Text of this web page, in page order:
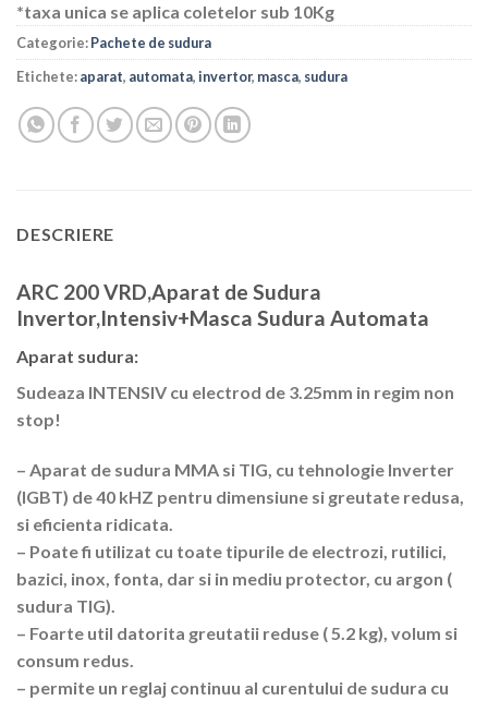
*taxa unica se aplica coletelor sub 10Kg
Categorie:Pachete de sudura
Etichete:aparat, automata,invertor, masca, sudura
DESCRIERE
ARC 200 VRD,Aparat de Sudura
Invertor,Intensiv+Masca Sudura Automata
Aparat sudura:
Sudeaza INTENSIV cu electrod de 3.25mm in regim non
stop!
– Aparat de sudura MMA si TIG, cu tehnologie Inverter
(IGBT) de 40 kHZ pentru dimensiune si greutate redusa,
si eficienta ridicata.
– Poate fi utilizat cu toate tipurile de electrozi, rutilici,
bazici, inox, fonta, dar si in mediu protector, cu argon (
sudura TIG).
– Foarte util datorita greutatii reduse ( 5.2 kg), volum si
consum redus.
– permite un reglaj continuu al curentului de sudura cu